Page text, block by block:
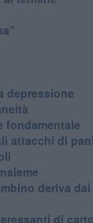
depressione
fondamentale
attacchi di
deriva
di